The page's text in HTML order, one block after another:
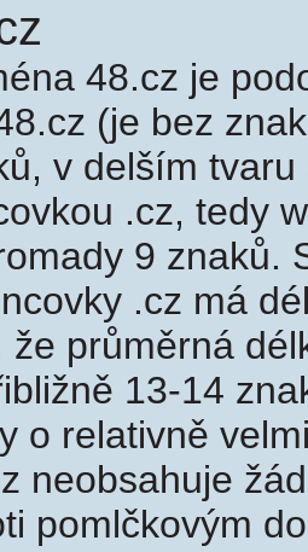
48.cz je
(je bez
v delším
.cz, tedy
9 znaků.
.cz má
že průměrná
13-14
o relativně
neobsahuje
pomlčkovým